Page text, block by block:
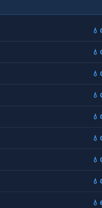
💧
💧
💧
💧
💧
💧
💧
💧
💧